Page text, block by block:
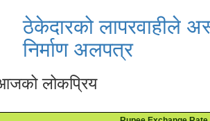
ठेकेदारको लापरवाहीले
निर्माण अलपत्र
लोकप्रिय